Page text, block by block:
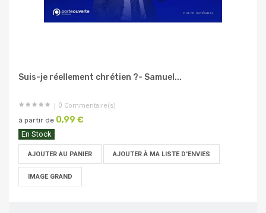
Suis-je réellement chrétien ?- Samuel...
0 Commentaire(s)
à partir de 0,99 €
En Stock
AJOUTER AU PANIER AJOUTER À MA LISTE D'ENVIES
IMAGE GRAND